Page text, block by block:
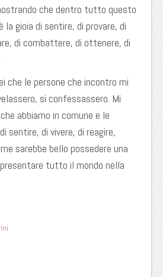
che dentro tutto questo
la gioia di sentire, di provare, di
di combattere, di ottenere, di
che le persone che incontro mi
si confessassero. Mi
abbiamo in comune e le
sentire, di vivere, di reagire,
sarebbe bello possedere una
tutto il mondo nella